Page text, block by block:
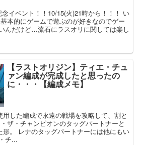
イベント！！10/15(火)21時から！！！ い
本的にゲームで遊ぶのが好きなのでゲー
んだけど…流石にラスオリに関しては楽し
【ラストオリジン】ティエ・チュ
ァン編成が完成したと思ったの
に・・・【編成メモ】
した編成で永遠の戦場を攻略して、割と
ザ・チャンピオンのタッグパートナーと
形。 レナのタッグパートナーには他にもい
チ...